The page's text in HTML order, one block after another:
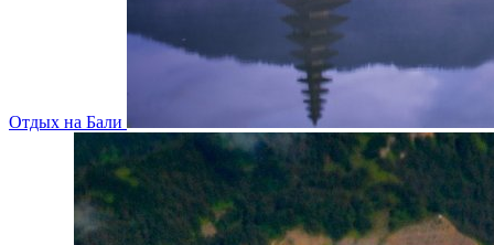
Отдых на Бали